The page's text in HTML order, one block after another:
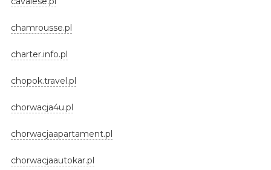
chamrousse.pl
charter.info.pl
chopok.travel.pl
chorwacja4u.pl
chorwacjaapartament.pl
chorwacjaautokar.pl